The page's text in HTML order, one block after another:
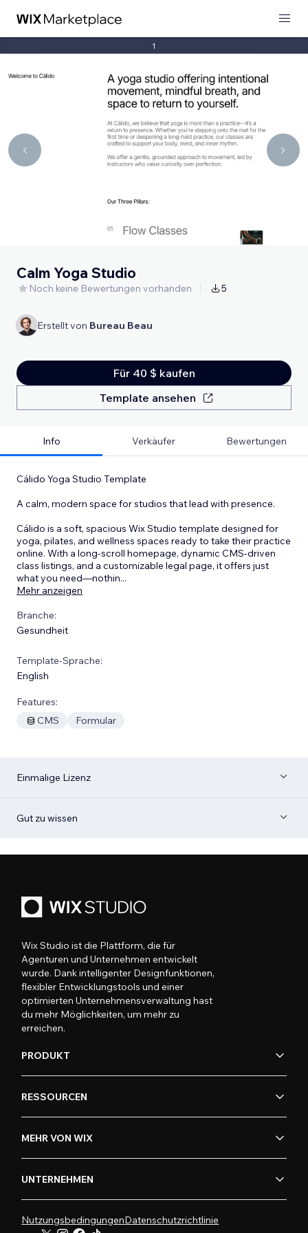
1
Calm Yoga Studio
Noch keine Bewertungen vorhanden 5
Erstellt von Bureau Beau
Für 40 $ kaufen
Template ansehen
Info Verkäufer Bewertungen
Cálido Yoga Studio Template
A calm, modern space for studios that lead with presence.
Cálido is a soft, spacious Wix Studio template designed for
yoga, pilates, and wellness spaces ready to take their practice
online. With a long-scroll homepage, dynamic CMS-driven
class listings, and a customizable legal page, it offers just
what you need—nothin...
Mehr anzeigen
Branche:
Gesundheit
Template-Sprache:
English
Features:
CMS
Formular
Einmalige Lizenz
Gut zu wissen
Wix Studio ist die Plattform, die für
Agenturen und Unternehmen entwickelt
wurde. Dank intelligenter Designfunktionen,
flexibler Entwicklungstools und einer
optimierten Unternehmensverwaltung hast
du mehr Möglichkeiten, um mehr zu
erreichen.
PRODUKT
RESSOURCEN
MEHR VON WIX
UNTERNEHMEN
NutzungsbedingungenDatenschutzrichtlinie